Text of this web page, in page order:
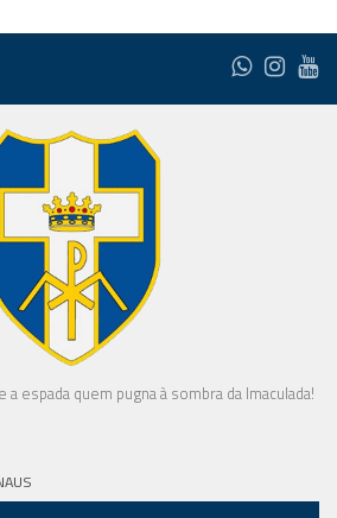
espada quem pugna à sombra da Imaculada!